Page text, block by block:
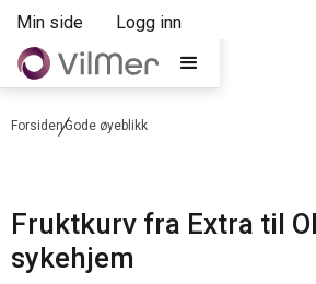
Min side Logg inn
ForsidenGode øyeblikk
Fruktkurv fra Extra til
sykehjem